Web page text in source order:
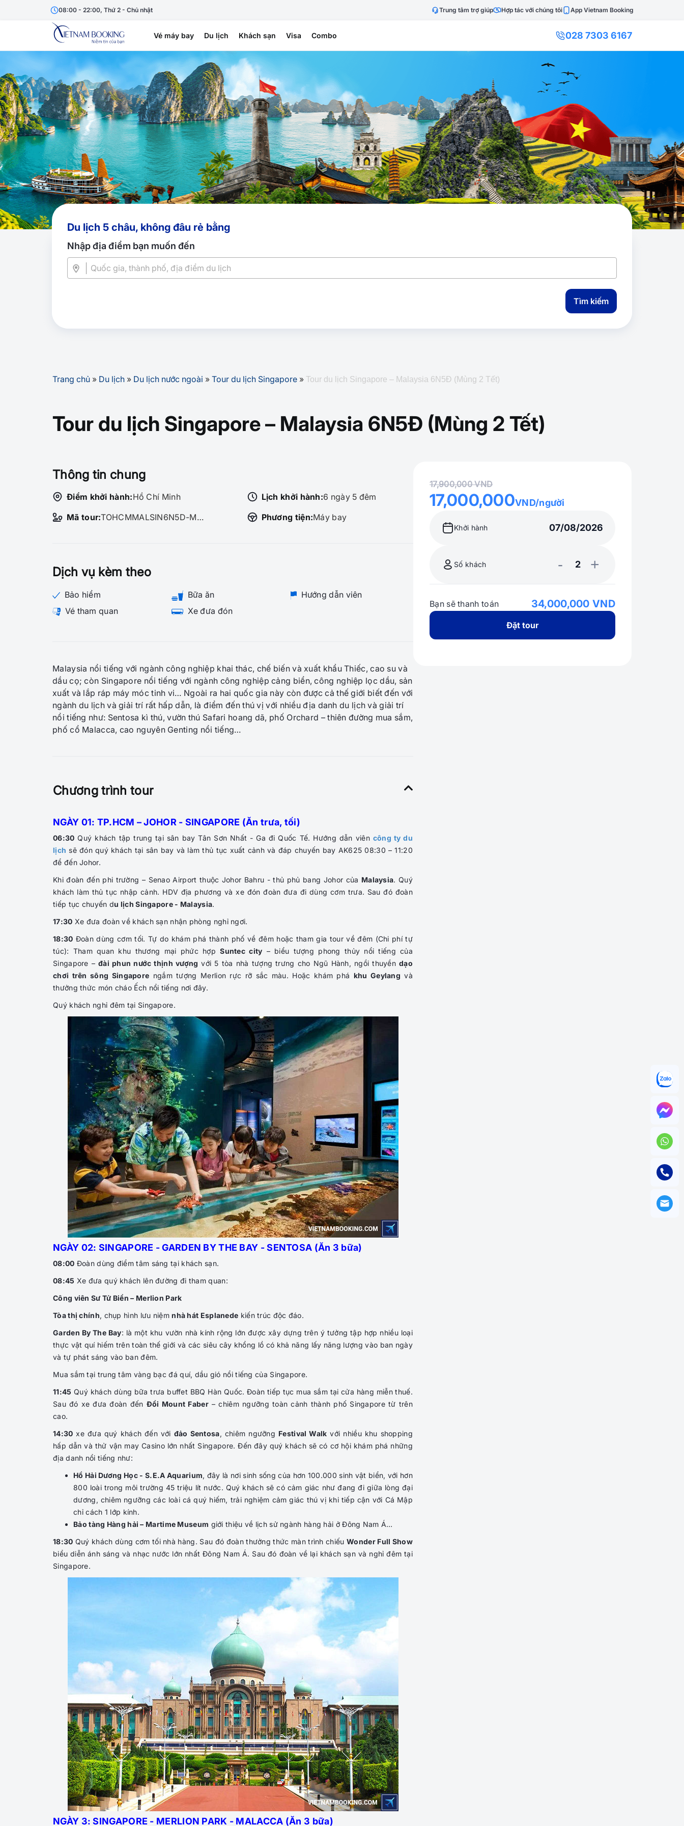
08:00 - 22:00, Thứ 2 - Chủ nhật Trung tâm trợ giúp Hợp tác với chúng tôi App Vietnam Booking
Vé máy bay Du lịch Khách sạn Visa Combo 028 7303 6167
Du lịch 5 châu, không đâu rẻ bằng
Nhập địa điểm bạn muốn đến
Tìm kiếm
Trang chủ » Du lịch » Du lịch nước ngoài » Tour du lịch Singapore » Tour du lịch Singapore – Malaysia 6N5Đ (Mùng 2 Tết)
Tour du lịch Singapore – Malaysia 6N5Đ (Mùng 2 Tết)
Thông tin chung
Điểm khởi hành:Hồ Chí Minh Lịch khởi hành:6 ngày 5 đêm
Mã tour:
TOHCMMALSIN6N5D-MBTE-71688 Phương tiện:Máy bay
Dịch vụ kèm theo
Bảo hiểm Bữa ăn
Hướng dẫn viên
Vé tham quan
Xe đưa đón
Malaysia nổi tiếng với ngành công nghiệp khai thác, chế biến và xuất khẩu Thiếc, cao su và
dầu cọ; còn Singapore nổi tiếng với ngành công nghiệp cảng biển, công nghiệp lọc dầu, sản
xuất và lắp ráp máy móc tinh vi… Ngoài ra hai quốc gia này còn được cả thế giới biết đến với
ngành du lịch và giải trí rất hấp dẫn, là điểm đến thú vị với nhiều địa danh du lịch và giải trí
nổi tiếng như: Sentosa kì thú, vườn thú Safari hoang dã, phố Orchard – thiên đường mua sắm,
phố cổ Malacca, cao nguyên Genting nổi tiếng…
Chương trình tour
NGÀY 01: TP.HCM – JOHOR - SINGAPORE (Ăn trưa, tối)
06:30 Quý khách tập trung tại sân bay Tân Sơn Nhất - Ga đi Quốc Tế. Hướng dẫn viên công ty du
lịch sẽ đón quý khách tại sân bay và làm thủ tục xuất cảnh và đáp chuyến bay AK625 08:30 – 11:20
để đến Johor.
Khi đoàn đến phi trường – Senao Airport thuộc Johor Bahru - thủ phủ bang Johor của Malaysia. Quý
khách làm thủ tục nhập cảnh. HDV địa phương và xe đón đoàn đưa đi dùng cơm trưa. Sau đó đoàn
tiếp tục chuyến du lịch Singapore - Malaysia.
17:30 Xe đưa đoàn về khách sạn nhận phòng nghỉ ngơi.
18:30 Đoàn dùng cơm tối. Tự do khám phá thành phố về đêm hoặc tham gia tour về đêm (Chi phí tự
túc): Tham quan khu thương mại phức hợpSuntec city – biểu tượng phong thủy nổi tiếng của
Singapore –đài phun nước thịnh vượng với 5 tòa nhà tượng trưng cho Ngũ Hành, ngồi thuyềndạo
chơi trên sông Singapore ngắm tượng Merlion rực rỡ sắc màu. Hoặc khám phá khu Geylang và
thưởng thức món cháo Ếch nổi tiếng nơi đây.
Quý khách nghỉ đêm tại Singapore.
NGÀY 02: SINGAPORE - GARDEN BY THE BAY - SENTOSA (Ăn 3 bữa)
08:00 Đoàn dùng điểm tâm sáng tại khách sạn.
08:45 Xe đưa quý khách lên đường đi tham quan:
Công viên Sư Tử Biển – Merlion Park
Tòa thị chính, chụp hình lưu niệmnhà hát Esplanede kiến trúc độc đáo.
Garden By The Bay: là một khu vườn nhà kính rộng lớn được xây dựng trên ý tưởng tập hợp nhiều loại
thực vật quí hiếm trên toàn thế giới và các siêu cây khổng lồ có khả năng lấy năng lượng vào ban ngày
và tự phát sáng vào ban đêm.
Mua sắm tại trung tâm vàng bạc đá quí, dầu gió nổi tiếng của Singapore.
11:45 Quý khách dùng bữa trưa buffet BBQ Hàn Quốc. Đoàn tiếp tục mua sắm tại cửa hàng miễn thuế.
Sau đó xe đưa đoàn đến Đồi Mount Faber– chiêm ngưỡng toàn cảnh thành phố Singapore từ trên
cao.
14:30 xe đưa quý khách đến với đảo Sentosa, chiêm ngưỡng Festival Walk với nhiều khu shopping
hấp dẫn và thử vận may Casino lớn nhất Singapore. Đến đây quý khách sẽ có cơ hội khám phá những
địa danh nổi tiếng như:
Hồ Hải Dương Học - S.E.A Aquarium, đây là nơi sinh sống của hơn 100.000 sinh vật biển, với hơn
800 loài trong môi trường 45 triệu lít nước. Quý khách sẽ có cảm giác như đang đi giữa lòng đại
dương, chiêm ngưỡng các loài cá quý hiếm, trải nghiệm cảm giác thú vị khi tiếp cận với Cá Mập
chỉ cách 1 lớp kính.
Bảo tàng Hàng hải – Martime Museum giới thiệu về lịch sử ngành hàng hải ở Đông Nam Á…
18:30 Quý khách dùng cơm tối nhà hàng. Sau đó đoàn thưởng thức màn trình chiếuWonder Full Show
biểu diễn ánh sáng và nhạc nước lớn nhất Đông Nam Á. Sau đó đoàn về lại khách sạn và nghỉ đêm tại
Singapore.
NGÀY 3: SINGAPORE - MERLION PARK - MALACCA (Ăn 3 bữa)
17,900,000 VND
17,000,000VND/người
Khởi hành
Số khách - +
Bạn sẽ thanh toán 34,000,000 VND
Đặt tour